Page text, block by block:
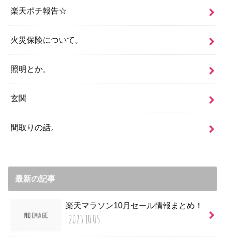
楽天ポチ報告☆
火災保険について。
照明とか。
玄関
間取りの話。
最新の記事
楽天マラソン10月セール情報まとめ！
2025.10.05